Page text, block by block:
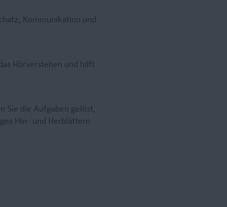
Kommunikation und
Hörverstehen und hilft
Sie die Aufgaben gelöst,
Hin- und Herblättern